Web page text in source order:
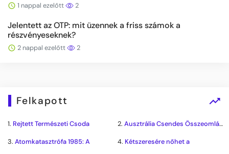
1 nappal ezelőtt 2
Jelentett az OTP: mit üzennek a friss számok a
részvényeseknek?
2 nappal ezelőtt 2
Felkapott
1. Rejtett Természeti Csoda 2. Ausztrália Csendes Összeomlása
3. Atomkatasztrófa 1985: A 4. Kétszeresére nőhet a